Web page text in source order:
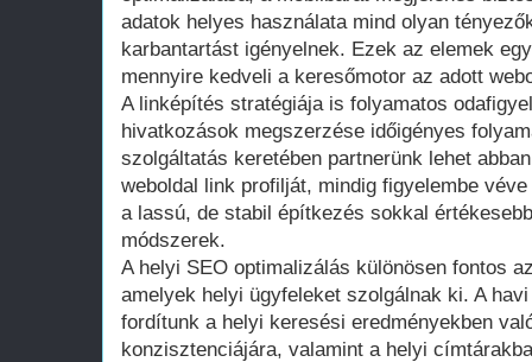
adatok helyes használata mind olyan
karbantartást igényelnek. Ezek az elemek
mennyire kedveli a keresőmotor az adott
A linképítés stratégiája is folyamatos
hivatkozások megszerzése időigényes
szolgáltatás keretében partnerünk lehet
weboldal link profilját, mindig figyelembe
a lassú, de stabil építkezés sokkal
módszerek.
A helyi SEO optimalizálás különösen fontos
amelyek helyi ügyfeleket szolgálnak ki. A
fordítunk a helyi keresési eredményekben
konzisztenciájára, valamint a helyi